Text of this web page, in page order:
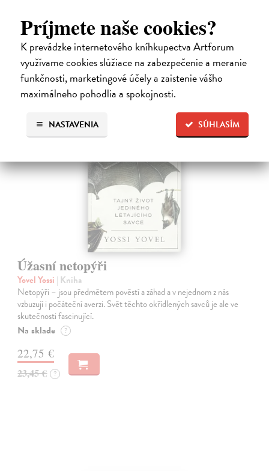
Príjmete naše cookies?
K prevádzke internetového kníhkupectva Artforum
využívame cookies slúžiace na zabezpečenie a meranie
funkčnosti, marketingové účely a zaistenie vášho
maximálneho pohodlia a spokojnosti.
SÚHLASÍM
NASTAVENIA
Predpredaj, vychádza 18.8.2026, zasielame do 12 dní od
vydania
19,79 €
21,99 € ?
na sklade
Úžasní netopýři
Yovel Yossi | Kniha
Netopýři – jsou předmětem pověstí a záhad a v nejednom z nás
vzbuzují i počáteční averzi. Svět těchto okřídlených savců je ale ve
skutečnosti fascinující.
Na sklade ?
22,75 €
23,45 € ?